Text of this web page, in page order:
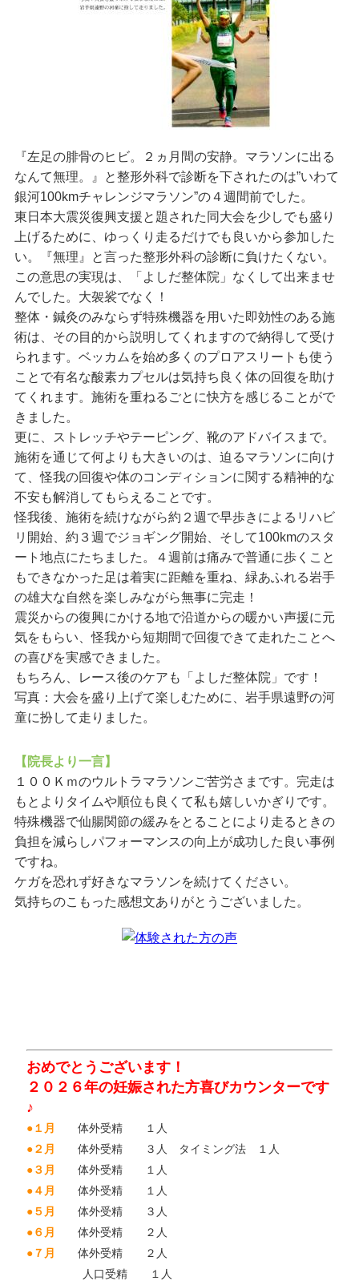
『左足の腓骨のヒビ。２ヵ月間の安静。マラソンに出る
なんて無理。』と整形外科で診断を下されたのは”いわて
銀河100kmチャレンジマラソン”の４週間前でした。
東日本大震災復興支援と題された同大会を少しでも盛り
上げるために、ゆっくり走るだけでも良いから参加した
い。『無理』と言った整形外科の診断に負けたくない。
この意思の実現は、「よしだ整体院」なくして出来ませ
んでした。大袈裟でなく！
整体・鍼灸のみならず特殊機器を用いた即効性のある施
術は、その目的から説明してくれますので納得して受け
られます。ベッカムを始め多くのプロアスリートも使う
ことで有名な酸素カプセルは気持ち良く体の回復を助け
てくれます。施術を重ねるごとに快方を感じることがで
きました。
更に、ストレッチやテーピング、靴のアドバイスまで。
施術を通じて何よりも大きいのは、迫るマラソンに向け
て、怪我の回復や体のコンディションに関する精神的な
不安も解消してもらえることです。
怪我後、施術を続けながら約２週で早歩きによるリハビ
リ開始、約３週でジョギング開始、そして100kmのスタ
ート地点にたちました。４週前は痛みで普通に歩くこと
もできなかった足は着実に距離を重ね、緑あふれる岩手
の雄大な自然を楽しみながら無事に完走！
震災からの復興にかける地で沿道からの暖かい声援に元
気をもらい、怪我から短期間で回復できて走れたことへ
の喜びを実感できました。
もちろん、レース後のケアも「よしだ整体院」です！
写真：大会を盛り上げて楽しむために、岩手県遠野の河
童に扮して走りました。
【院長より一言】
１００Ｋｍのウルトラマラソンご苦労さまです。完走は
もとよりタイムや順位も良くて私も嬉しいかぎりです。
特殊機器で仙腸関節の緩みをとることにより走るときの
負担を減らしパフォーマンスの向上が成功した良い事例
ですね。
ケガを恐れず好きなマラソンを続けてください。
気持ちのこもった感想文ありがとうございました。
おめでとうございます！
２０２６年の妊娠された方喜びカウンターです
♪
●１月
体外受精 １人
●２月
体外受精 ３人 タイミング法 １人
●３月
体外受精 １人
●４月
体外受精 １人
●５月
体外受精 ３人
●６月
体外受精 ２人
●７月
体外受精 ２人
人口受精 １人